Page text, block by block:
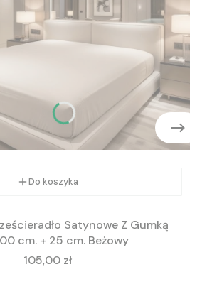
Do koszyka
Satynowe Z Gumką
cm. + 25 cm. Beżowy
Cena
105,00 zł